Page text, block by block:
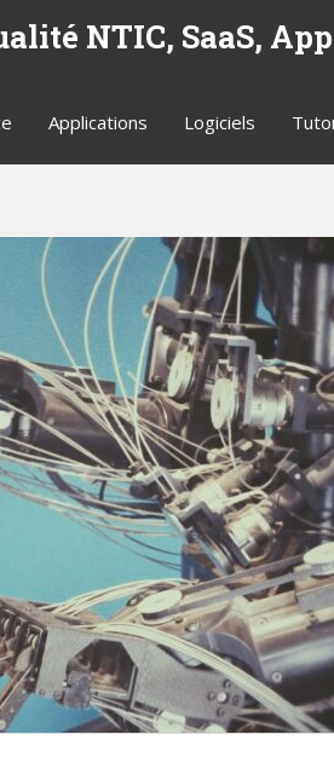
NTIC, SaaS,
Applications Logiciels